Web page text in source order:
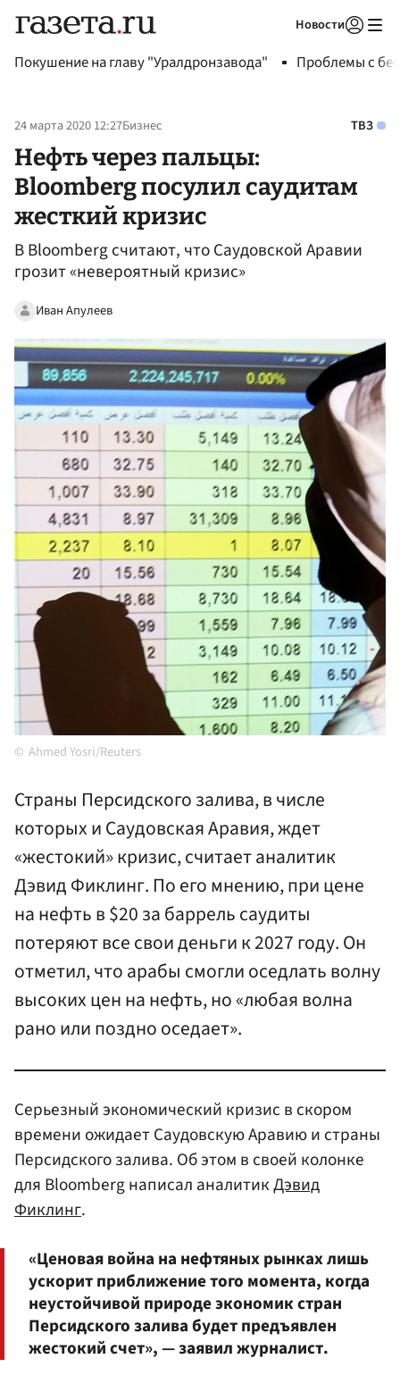
Новости
Покушение на главу "Уралдронзавода" Проблемы с
24 марта 2020 12:27Бизнес ТВЗ
Нефть через пальцы:
Bloomberg посулил саудитам
жесткий кризис
В Bloomberg считают, что Саудовской Аравии
грозит «невероятный кризис»
Иван Апулеев
Ahmed Yosri/Reuters
Страны Персидского залива, в числе
которых и Саудовская Аравия, ждет
«жестокий» кризис, считает аналитик
Дэвид Фиклинг. По его мнению, при цене
на нефть в $20 за баррель саудиты
потеряют все свои деньги к 2027 году. Он
отметил, что арабы смогли оседлать волну
высоких цен на нефть, но «любая волна
рано или поздно оседает».
Серьезный экономический кризис в скором
времени ожидает Саудовскую Аравию и страны
Персидского залива. Об этом в своей колонке
для Bloomberg написал аналитикДэвид
Фиклинг.
«Ценовая война на нефтяных рынках лишь
ускорит приближение того момента, когда
неустойчивой природе экономик стран
Персидского залива будет предъявлен
жестокий счет», — заявил журналист.